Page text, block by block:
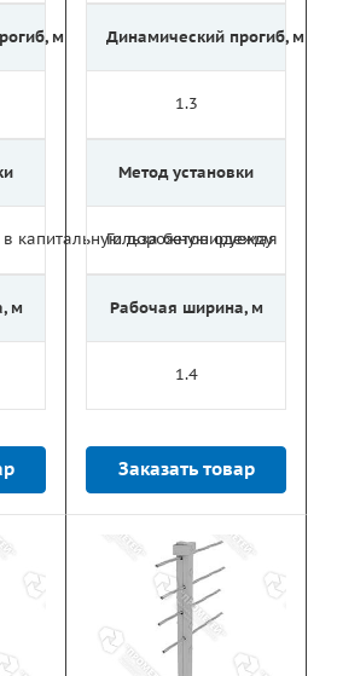
м
в капитальную дорожную одежду
м
Динамический прогиб, м
1.3
Метод установки
Гильза бетонируемая
Рабочая ширина, м
1.4
Заказать товар